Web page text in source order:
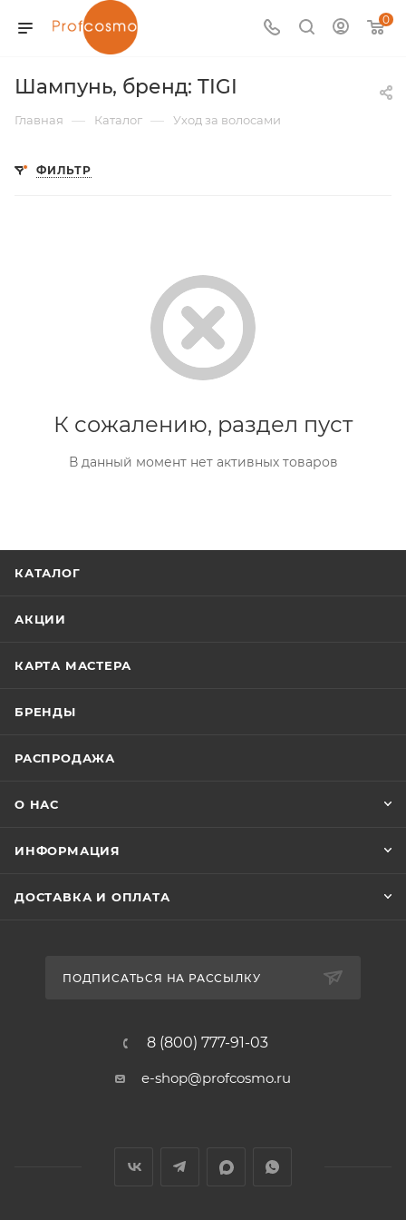
0
Шампунь, бренд: TIGI
Главная — Каталог — Уход за волосами
ФИЛЬТР
К сожалению, раздел пуст
В данный момент нет активных товаров
КАТАЛОГ
АКЦИИ
КАРТА МАСТЕРА
БРЕНДЫ
РАСПРОДАЖА
О НАС
ИНФОРМАЦИЯ
ДОСТАВКА И ОПЛАТА
ПОДПИСАТЬСЯ НА РАССЫЛКУ
8 (800) 777-91-03
e-shop@profcosmo.ru